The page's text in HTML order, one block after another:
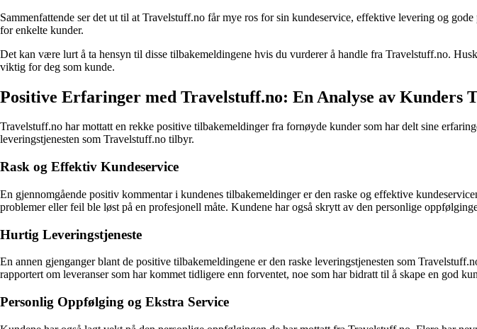
Sammenfattende ser det ut til at Travelstuff.no får mye ros for sin kundeservice, effektive levering og
for enkelte kunder.
Det kan være lurt å ta hensyn til disse tilbakemeldingene hvis du vurderer å handle fra Travelstuff.no.
viktig for deg som kunde.
Positive Erfaringer med Travelstuff.no: En Analyse av Kunders
Travelstuff.no har mottatt en rekke positive tilbakemeldinger fra fornøyde kunder som har delt sine
leveringstjenesten som Travelstuff.no tilbyr.
Rask og Effektiv Kundeservice
En gjennomgående positiv kommentar i kundenes tilbakemeldinger er den raske og effektive
problemer eller feil ble løst på en profesjonell måte. Kundene har også skrytt av den personlige
Hurtig Leveringstjeneste
En annen gjenganger blant de positive tilbakemeldingene er den raske leveringstjenesten som
rapportert om leveranser som har kommet tidligere enn forventet, noe som har bidratt til å skape en god
Personlig Oppfølging og Ekstra Service